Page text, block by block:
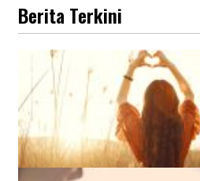
Berita Terkini